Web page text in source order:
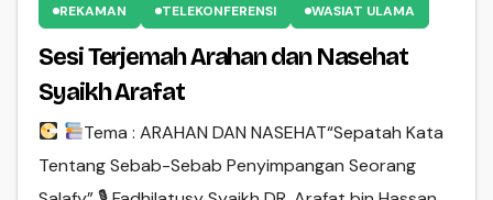
REKAMAN TELEKONFERENSI WASIAT ULAMA
Sesi Terjemah Arahan dan Nasehat
Syaikh Arafat
Tema : ARAHAN DAN NASEHAT“Sepatah Kata
Tentang Sebab-Sebab Penyimpangan Seorang